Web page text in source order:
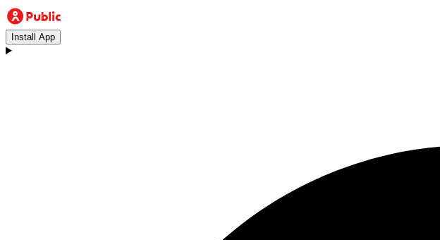
Install App